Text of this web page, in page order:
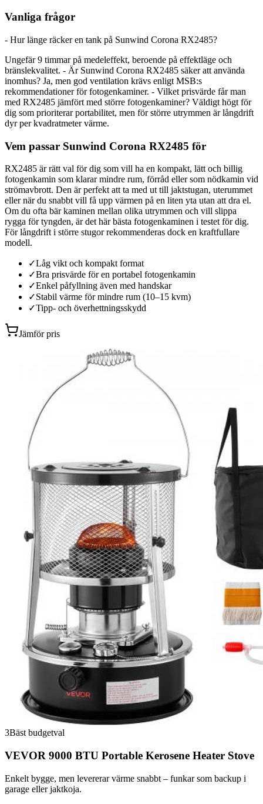
Vanliga frågor
- Hur länge räcker en tank på Sunwind Corona RX2485?
Ungefär 9 timmar på medeleffekt, beroende på effektläge och
bränslekvalitet. - Är Sunwind Corona RX2485 säker att använda
inomhus? Ja, men god ventilation krävs enligt MSB:s
rekommendationer för fotogenkaminer. - Vilket prisvärde får man
med RX2485 jämfört med större fotogenkaminer? Väldigt högt för
dig som prioriterar portabilitet, men för större utrymmen är långdrift
dyr per kvadratmeter värme.
Vem passar Sunwind Corona RX2485 för
RX2485 är rätt val för dig som vill ha en kompakt, lätt och billig
fotogenkamin som klarar mindre rum, förråd eller som nödkamin vid
strömavbrott. Den är perfekt att ta med ut till jaktstugan, uterummet
eller när du snabbt vill få upp värmen på en liten yta utan att dra el.
Om du ofta bär kaminen mellan olika utrymmen och vill slippa
rygga för tyngden, är det här bästa fotogenkaminen i testet för dig.
För långdrift i större stugor rekommenderas dock en kraftfullare
modell.
✓Låg vikt och kompakt format
✓Bra prisvärde för en portabel fotogenkamin
✓Enkel påfyllning även med handskar
✓Stabil värme för mindre rum (10–15 kvm)
✓Tipp- och överhettningsskydd
Jämför pris
3Bäst budgetval
VEVOR 9000 BTU Portable Kerosene Heater Stove
Enkelt bygge, men levererar värme snabbt – funkar som backup i
garage eller jaktkoja.